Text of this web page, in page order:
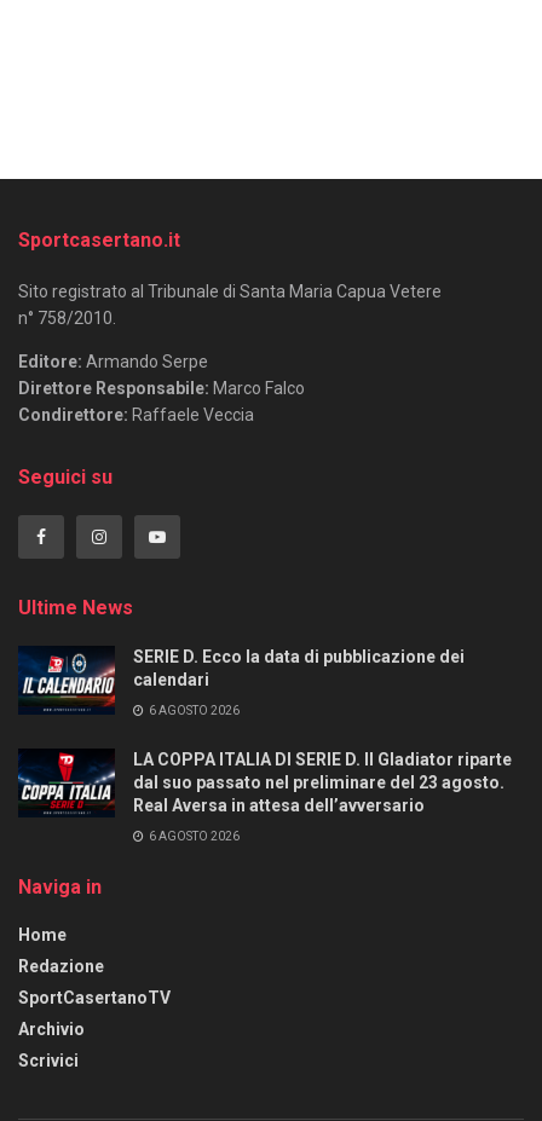
Sportcasertano.it
Sito registrato al Tribunale di Santa Maria Capua Vetere
n° 758/2010.
Editore: Armando Serpe
Direttore Responsabile: Marco Falco
Condirettore: Raffaele Veccia
Seguici su
Ultime News
SERIE D. Ecco la data di pubblicazione dei
calendari
6 AGOSTO 2026
LA COPPA ITALIA DI SERIE D. Il Gladiator riparte
dal suo passato nel preliminare del 23 agosto.
Real Aversa in attesa dell’avversario
6 AGOSTO 2026
Naviga in
Home
Redazione
SportCasertanoTV
Archivio
Scrivici